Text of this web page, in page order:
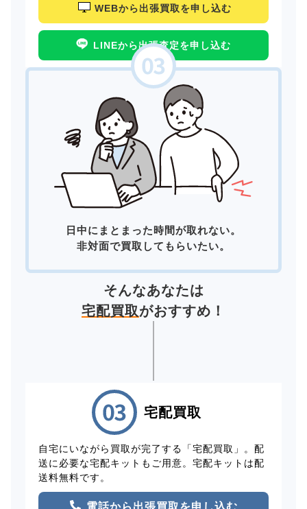
WEBから出張買取を申し込む
LINEから出張査定を申し込む
日中にまとまった時間が取れない。
非対面で買取してもらいたい。
そんなあなたは
宅配買取がおすすめ！
宅配買取
自宅にいながら買取が完了する「宅配買取」。配
送に必要な宅配キットもご用意。宅配キットは配
送料無料です。
電話から出張買取を申し込む